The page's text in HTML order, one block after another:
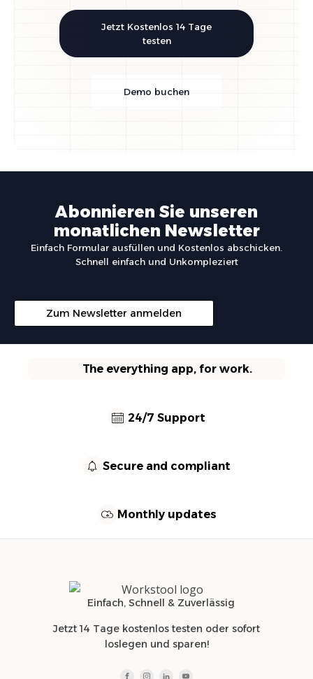
Jetzt Kostenlos 14 Tage
testen
Demo buchen
Abonnieren Sie unseren
monatlichen Newsletter
Einfach Formular ausfüllen und Kostenlos abschicken.
Schnell einfach und Unkompleziert
Zum Newsletter anmelden
The everything app, for work.
24/7 Support
Secure and compliant
Monthly updates
Einfach, Schnell & Zuverlässig
Jetzt 14 Tage kostenlos testen oder sofort
loslegen und sparen!